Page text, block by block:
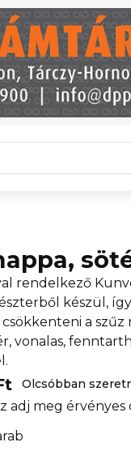
rendelkező
készül,
a
vonalas,
Olcsóbban
adj meg érvényes